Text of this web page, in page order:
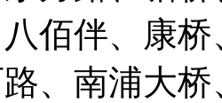
佰伴、康
、南浦大